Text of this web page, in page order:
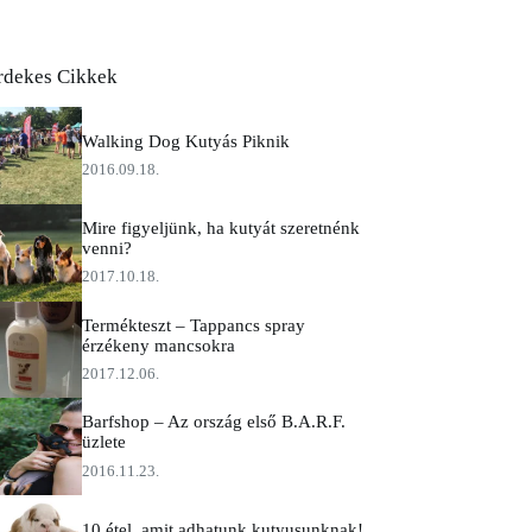
Cikkek
Walking Dog Kutyás Piknik
2016.09.18.
Mire figyeljünk, ha kutyát szeretnénk
venni?
2017.10.18.
Termékteszt – Tappancs spray
érzékeny mancsokra
2017.12.06.
Barfshop – Az ország első B.A.R.F.
üzlete
2016.11.23.